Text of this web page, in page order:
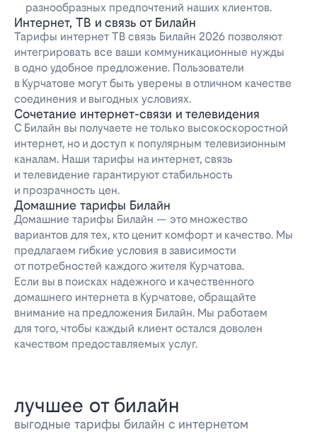
разнообразных предпочтений наших клиентов.
Интернет, ТВ и связь от Билайн
Тарифы интернет ТВ связь Билайн 2026 позволяют
интегрировать все ваши коммуникационные нужды
в одно удобное предложение. Пользователи
в Курчатове могут быть уверены в отличном качестве
соединения и выгодных условиях.
Сочетание интернет-связи и телевидения
С Билайн вы получаете не только высокоскоростной
интернет, но и доступ к популярным телевизионным
каналам. Наши тарифы на интернет, связь
и телевидение гарантируют стабильность
и прозрачность цен.
Домашние тарифы Билайн
Домашние тарифы Билайн — это множество
вариантов для тех, кто ценит комфорт и качество. Мы
предлагаем гибкие условия в зависимости
от потребностей каждого жителя Курчатова.
Если вы в поисках надежного и качественного
домашнего интернета в Курчатове, обращайте
внимание на предложения Билайн. Мы работаем
для того, чтобы каждый клиент остался доволен
качеством предоставляемых услуг.
лучшее от билайн
выгодные тарифы билайн с интернетом